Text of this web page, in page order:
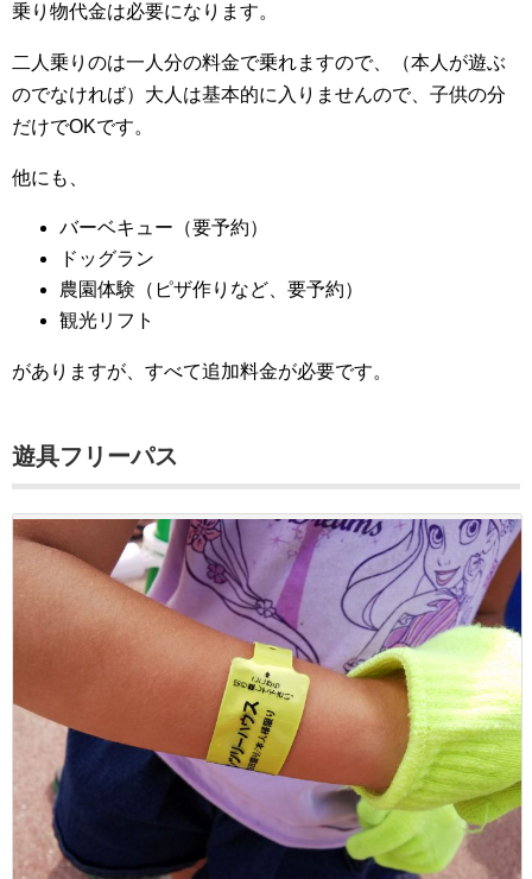
乗り物代金は必要になります。
二人乗りのは一人分の料金で乗れますので、（本人が遊ぶ
のでなければ）大人は基本的に入りませんので、子供の分
だけでOKです。
他にも、
バーベキュー（要予約）
ドッグラン
農園体験（ピザ作りなど、要予約）
観光リフト
がありますが、すべて追加料金が必要です。
遊具フリーパス